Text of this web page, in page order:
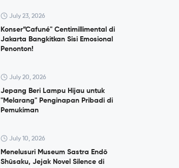
July 23, 2026
Konser”Cafuné" Centimillimental di
Jakarta Bangkitkan Sisi Emosional
Penonton!
July 20, 2026
Jepang Beri Lampu Hijau untuk
"Melarang" Penginapan Pribadi di
Pemukiman
July 10, 2026
Menelusuri Museum Sastra Endō
Shūsaku, Jejak Novel Silence di